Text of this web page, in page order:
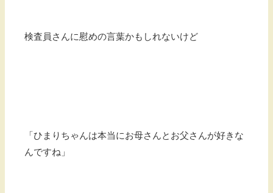
検査員さんに慰めの言葉かもしれないけど
「ひまりちゃんは本当にお母さんとお父さんが好きな
んですね」